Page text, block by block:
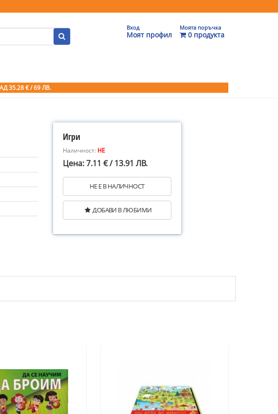
Вход
Моят профил
Моята поръчка
0 продукта
35.28 € / 69 ЛВ.
Игри
Наличност: НЕ
Цена: 7.11 € / 13.91 ЛВ.
НЕ Е В НАЛИЧНОСТ
ДОБАВИ В ЛЮБИМИ